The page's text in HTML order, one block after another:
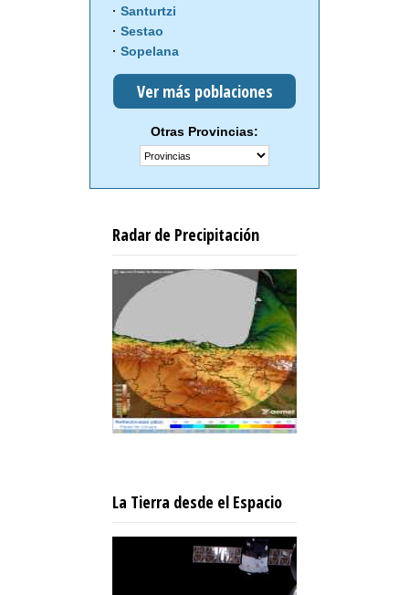
Santurtzi
Sestao
Sopelana
Ver más poblaciones
Otras Provincias:
Radar de Precipitación
La Tierra desde el Espacio